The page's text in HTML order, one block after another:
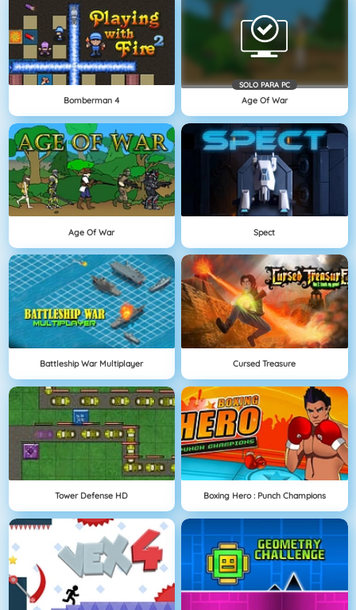
Bomberman 4
SOLO PARA PC
Age Of War
Age Of War Spect
Battleship War Multiplayer Cursed Treasure
Tower Defense HD Boxing Hero : Punch Champions